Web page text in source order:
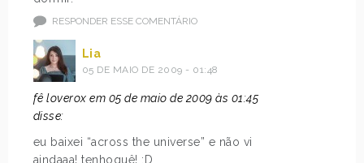
RESPONDER ESSE COMENTÁRIO
Lia
05 DE MAIO DE 2009 - 01:48
fê loverox em 05 de maio de 2009 às 01:45
disse:
eu baixei “across the universe” e não vi
aindaaa! tenhoquê! :D